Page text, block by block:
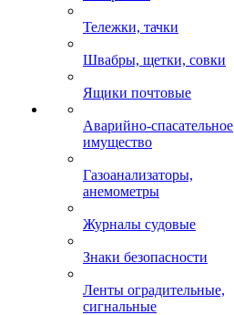
Тележки, тачки
Швабры, щетки, совки
Ящики почтовые
Аварийно-спасательное
имущество
Газоанализаторы,
анемометры
Журналы судовые
Знаки безопасности
Ленты оградительные,
сигнальные